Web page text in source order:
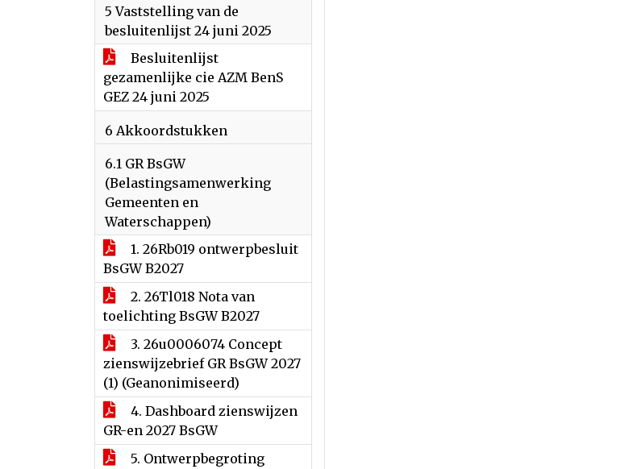
5 Vaststelling van de
besluitenlijst 24 juni 2025
Besluitenlijst
gezamenlijke cie AZM BenS
GEZ 24 juni 2025
6 Akkoordstukken
6.1 GR BsGW
(Belastingsamenwerking
Gemeenten en
Waterschappen)
1. 26Rb019 ontwerpbesluit
BsGW B2027
2. 26Tl018 Nota van
toelichting BsGW B2027
3. 26u0006074 Concept
zienswijzebrief GR BsGW 2027
(1) (Geanonimiseerd)
4. Dashboard zienswijzen
GR-en 2027 BsGW
5. Ontwerpbegroting